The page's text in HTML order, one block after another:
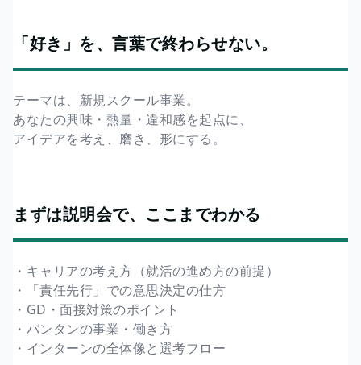
「好き」を、言葉で終わらせない。
テーマは、新規スクール事業。
あなたの興味・熱量・違和感を起点に、
アイデアを考え、磨き、形にする。
まずは説明会で、ここまでわかる
・キャリアの考え方（就活の進め方の前提）
・「責任先行」での意思決定の仕方
・GD・面接対策のポイント
・バンタンの事業・働き方
・インターンの全体像と選考フロー